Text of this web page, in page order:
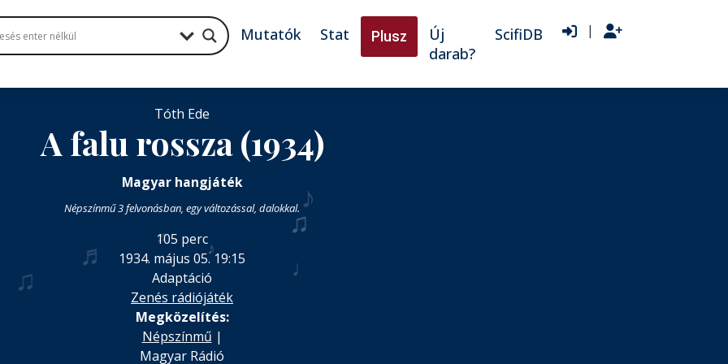
Mutatók Stat Plusz
Új
darab?
ScifiDB |
♫
♬
♪
♪
Tóth Ede
A falu rossza (1934)
Magyar hangjáték
Népszínmű 3 felvonásban, egy változással, dalokkal.
105 perc
1934. május 05. 19:15
Adaptáció
Zenés rádiójáték
Megközelítés:
Népszínmű |
Magyar Rádió